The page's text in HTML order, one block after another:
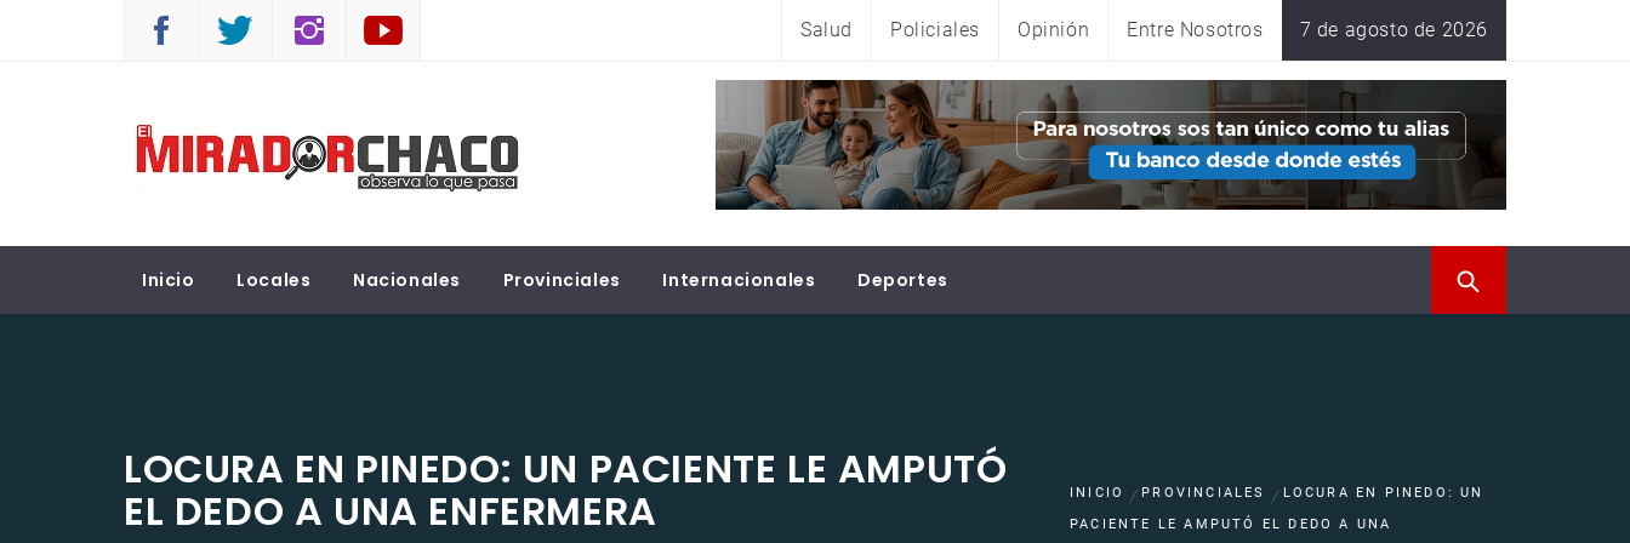
Salud Policiales Opinión Entre Nosotros 7 de agosto de 2026
EL MIRADOR CHACO
Inicio Locales Nacionales Provinciales Internacionales Deportes
LOCURA EN PINEDO: UN PACIENTE LE AMPUTÓ
EL DEDO A UNA ENFERMERA INICIO PROVINCIALES
LOCURA EN PINEDO: UN
PACIENTE LE AMPUTÓ EL DEDO A UNA